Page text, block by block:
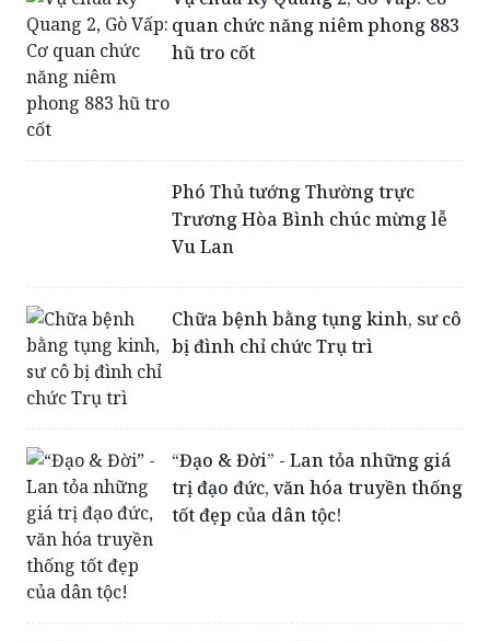
quan chức năng niêm phong 883
hũ tro cốt
Phó Thủ tướng Thường trực
Trương Hòa Bình chúc mừng lễ
Vu Lan
Chữa bệnh bằng tụng kinh, sư cô
bị đình chỉ chức Trụ trì
“Đạo & Đời” - Lan tỏa những giá
trị đạo đức, văn hóa truyền thống
tốt đẹp của dân tộc!